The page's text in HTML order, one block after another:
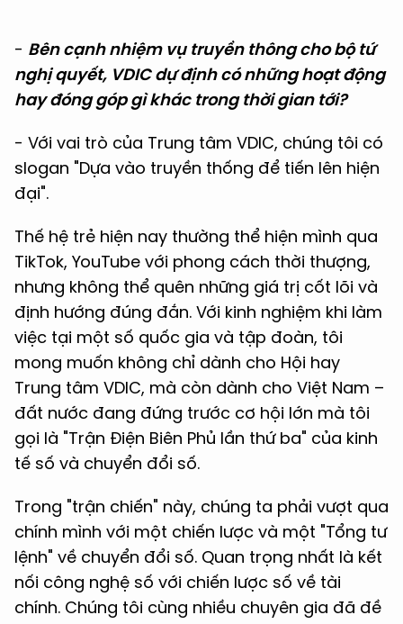
- Bên cạnh nhiệm vụ truyền thông cho bộ tứ
nghị quyết, VDIC dự định có những hoạt động
hay đóng góp gì khác trong thời gian tới?
- Với vai trò của Trung tâm VDIC, chúng tôi có
slogan "Dựa vào truyền thống để tiến lên hiện
đại".
Thế hệ trẻ hiện nay thường thể hiện mình qua
TikTok, YouTube với phong cách thời thượng,
nhưng không thể quên những giá trị cốt lõi và
định hướng đúng đắn. Với kinh nghiệm khi làm
việc tại một số quốc gia và tập đoàn, tôi
mong muốn không chỉ dành cho Hội hay
Trung tâm VDIC, mà còn dành cho Việt Nam –
đất nước đang đứng trước cơ hội lớn mà tôi
gọi là "Trận Điện Biên Phủ lần thứ ba" của kinh
tế số và chuyển đổi số.
Trong "trận chiến" này, chúng ta phải vượt qua
chính mình với một chiến lược và một "Tổng tư
lệnh" về chuyển đổi số. Quan trọng nhất là kết
nối công nghệ số với chiến lược số về tài
chính. Chúng tôi cùng nhiều chuyên gia đã đề